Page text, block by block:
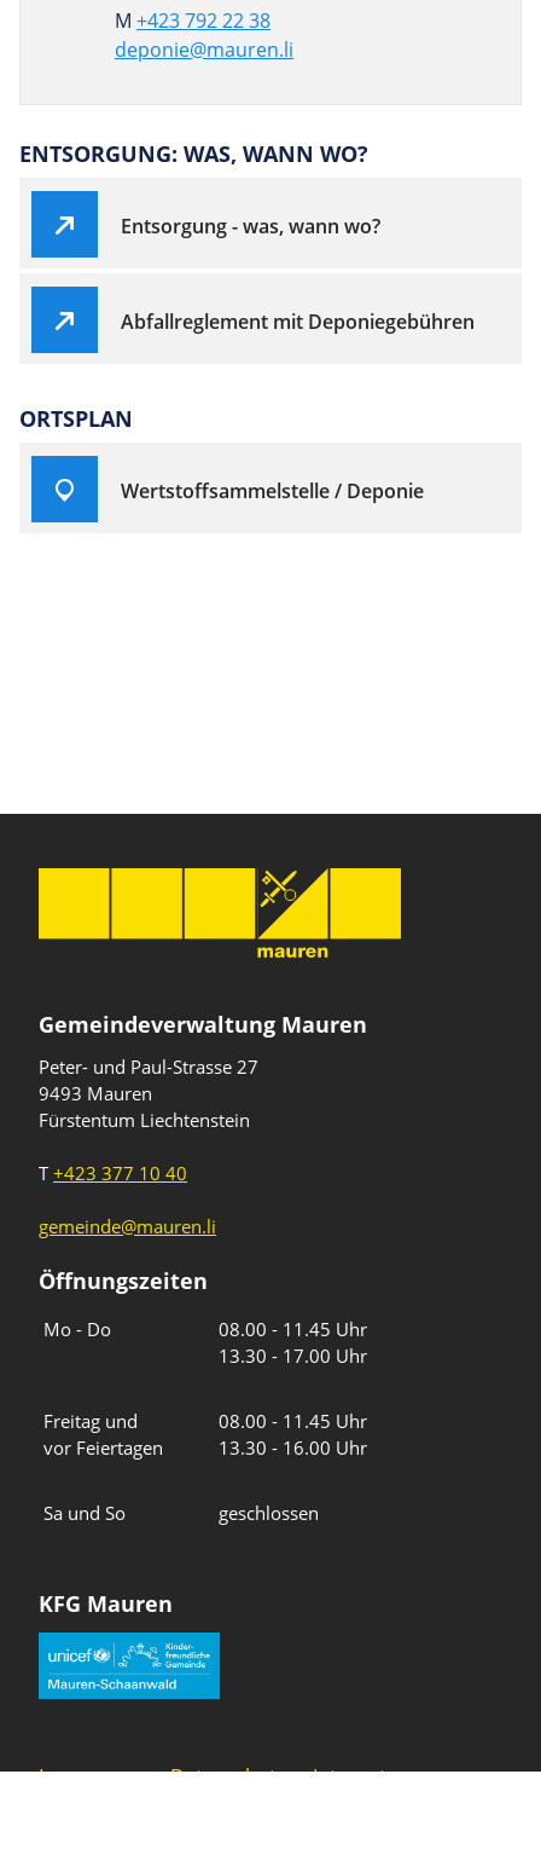
M +423 792 22 38
deponie@mauren.li
ENTSORGUNG: WAS, WANN WO?
Entsorgung - was, wann wo?
Abfallreglement mit Deponiegebühren
ORTSPLAN
Wertstoffsammelstelle / Deponie
Gemeindeverwaltung Mauren
Peter- und Paul-Strasse 27
9493 Mauren
Fürstentum Liechtenstein
T+423 377 10 40
gemeinde@mauren.li
Öffnungszeiten
Mo - Do
08.00 - 11.45 Uhr
13.30 - 17.00 Uhr
Freitag und
vor Feiertagen
08.00 - 11.45 Uhr
13.30 - 16.00 Uhr
Sa und So geschlossen
KFG Mauren
Impressum Datenschutz Intranet